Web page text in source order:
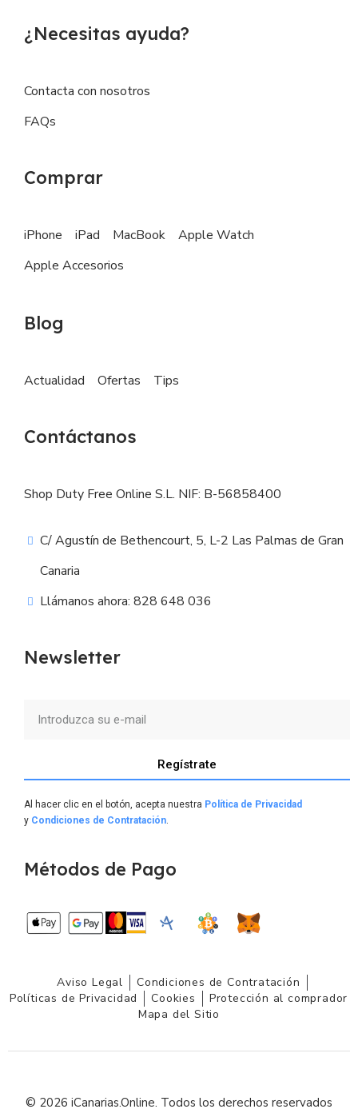
¿Necesitas ayuda?
Contacta con nosotros
FAQs
Comprar
iPhone iPad MacBook
Apple Watch
Apple Accesorios
Blog
Actualidad Ofertas Tips
Contáctanos
Shop Duty Free Online S.L. NIF: B-56858400
C/ Agustín de Bethencourt, 5, L-2 Las Palmas de Gran
Canaria
Llámanos ahora: 828 648 036
Newsletter
Regístrate
Al hacer clic en el botón, acepta nuestra Política de Privacidad
y Condiciones de Contratación.
Métodos de Pago
Aviso Legal
Condiciones de Contratación
Políticas de Privacidad
Cookies
Protección al comprador
Mapa del Sitio
© 2026 iCanarias.Online. Todos los derechos reservados